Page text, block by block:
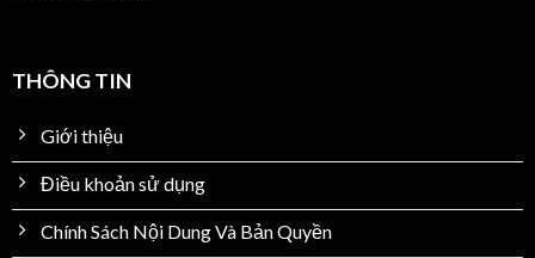
THÔNG TIN
Giới thiệu
Điều khoản sử dụng
Chính Sách Nội Dung Và Bản Quyền